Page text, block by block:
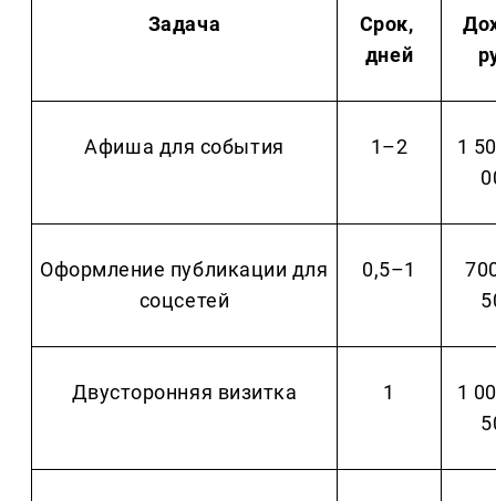
Задача
Срок,
дней
Афиша для события 1–2
1
Оформление публикации для
соцсетей
0,5–1
Двусторонняя визитка 1
1